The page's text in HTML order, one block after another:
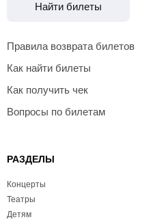
Найти билеты
Правила возврата билетов
Как найти билеты
Как получить чек
Вопросы по билетам
РАЗДЕЛЫ
Концерты
Театры
Детям